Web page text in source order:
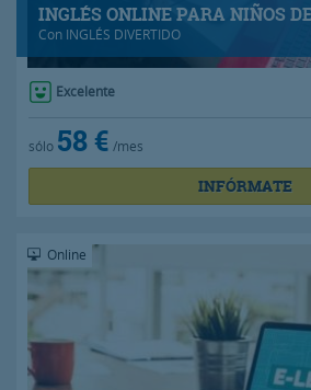
INGLÉS ONLINE PARA NIÑOS
Con INGLÉS DIVERTIDO
Excelente
sólo 58 € /mes
INFÓRMATE
Online